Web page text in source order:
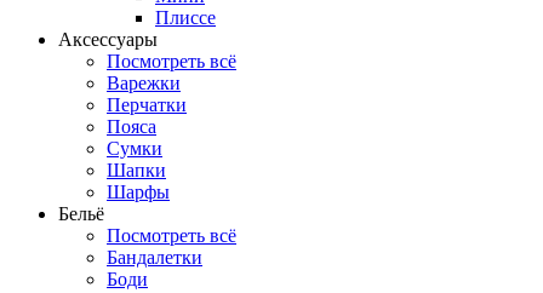
Плиссе
Аксессуары
Посмотреть всё
Варежки
Перчатки
Пояса
Сумки
Шапки
Шарфы
Бельё
Посмотреть всё
Бандалетки
Боди